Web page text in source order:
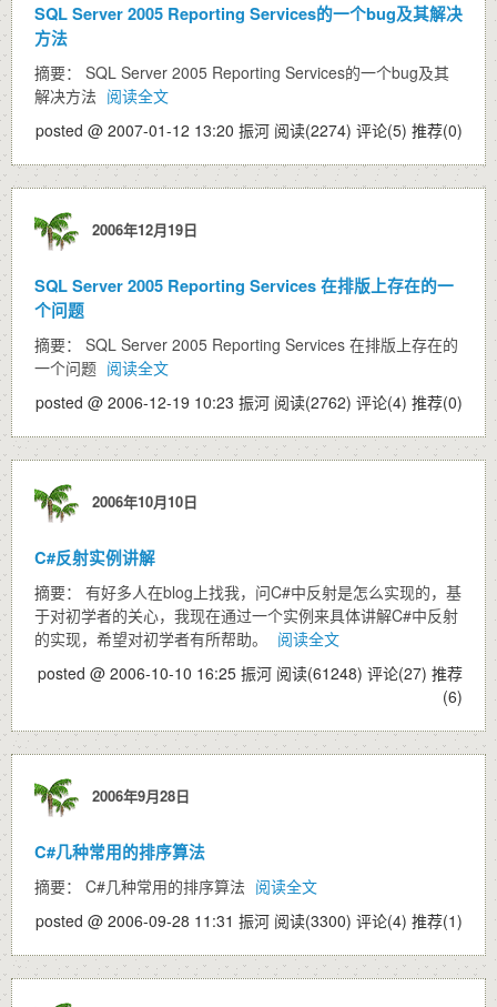
SQL Server 2005 Reporting Services的一个bug及其解决
方法
摘要： SQL Server 2005 Reporting Services的一个bug及其
解决方法 阅读全文
posted @ 2007-01-12 13:20 振河 阅读(2274) 评论(5) 推荐(0)
2006年12月19日
SQL Server 2005 Reporting Services 在排版上存在的一
个问题
摘要： SQL Server 2005 Reporting Services 在排版上存在的
一个问题 阅读全文
posted @ 2006-12-19 10:23 振河 阅读(2762) 评论(4) 推荐(0)
2006年10月10日
C#反射实例讲解
摘要： 有好多人在blog上找我，问C#中反射是怎么实现的，基
于对初学者的关心，我现在通过一个实例来具体讲解C#中反射
的实现，希望对初学者有所帮助。
阅读全文
posted @ 2006-10-10 16:25 振河 阅读(61248) 评论(27) 推荐
(6)
2006年9月28日
C#几种常用的排序算法
摘要： C#几种常用的排序算法 阅读全文
posted @ 2006-09-28 11:31 振河 阅读(3300) 评论(4) 推荐(1)